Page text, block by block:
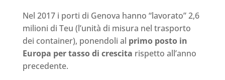
Nel 2017 i porti di Genova hanno “lavorato” 2,6
milioni di Teu (l’unità di misura nel trasporto
dei container), ponendoli al primo posto in
Europa per tasso di crescita rispetto all’anno
precedente.